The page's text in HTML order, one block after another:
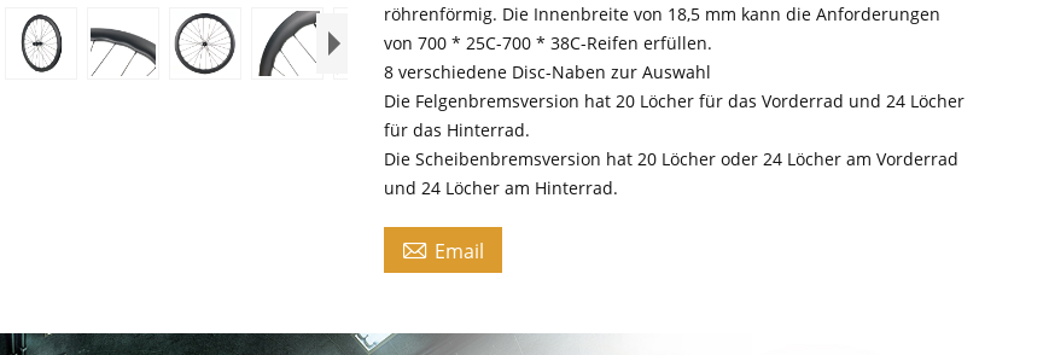
röhrenförmig. Die Innenbreite von 18,5 mm kann die Anforderungen
von 700 * 25C-700 * 38C-Reifen erfüllen.
8 verschiedene Disc-Naben zur Auswahl
Die Felgenbremsversion hat 20 Löcher für das Vorderrad und 24 Löcher
für das Hinterrad.
Die Scheibenbremsversion hat 20 Löcher oder 24 Löcher am Vorderrad
und 24 Löcher am Hinterrad.
 Email